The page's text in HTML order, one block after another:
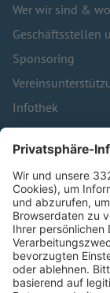
Wer wir sind &
Geschäftsstellen
Sponsoring
Infothek
Kontakt
HÄUFIG
Pässe und
Trainerausbildung
BFV-